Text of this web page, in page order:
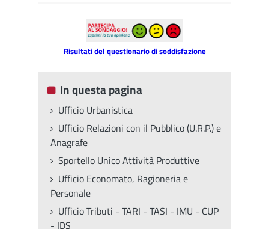
Risultati del questionario di soddisfazione
In questa pagina
Ufficio Urbanistica
Ufficio Relazioni con il Pubblico (U.R.P.) e
Anagrafe
Sportello Unico Attività Produttive
Ufficio Economato, Ragioneria e
Personale
Ufficio Tributi - TARI - TASI - IMU - CUP
- IDS